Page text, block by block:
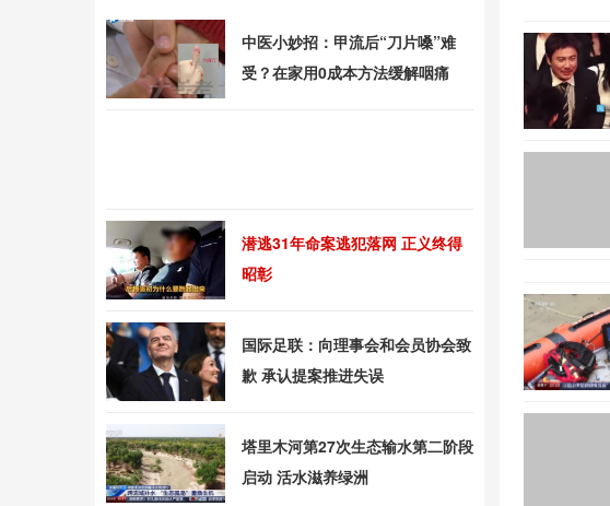
中医小妙招：甲流后“刀片嗓”难
受？在家用0成本方法缓解咽痛
潜逃31年命案逃犯落网 正义终得
昭彰
国际足联：向理事会和会员协会致
歉 承认提案推进失误
塔里木河第27次生态输水第二阶段
启动 活水滋养绿洲